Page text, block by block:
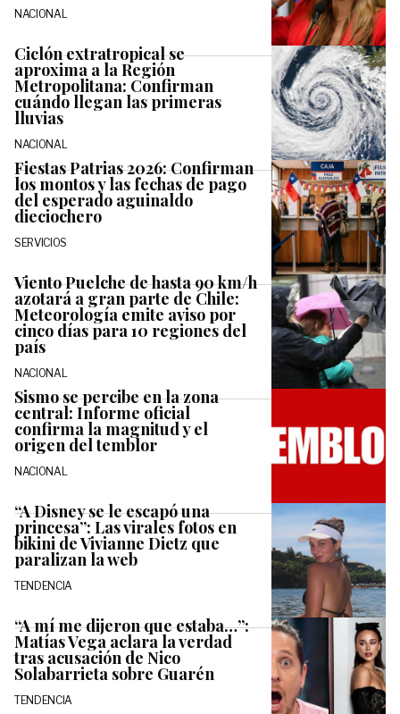
NACIONAL
Ciclón extratropical se
aproxima a la Región
Metropolitana: Confirman
cuándo llegan las primeras
lluvias
NACIONAL
Fiestas Patrias 2026: Confirman
los montos y las fechas de pago
del esperado aguinaldo
dieciochero
SERVICIOS
Viento Puelche de hasta 90 km/h
azotará a gran parte de Chile:
Meteorología emite aviso por
cinco días para 10 regiones del
país
NACIONAL
Sismo se percibe en la zona
central: Informe oficial
confirma la magnitud y el
origen del temblor
NACIONAL
“A Disney se le escapó una
princesa”: Las virales fotos en
bikini de Vivianne Dietz que
paralizan la web
TENDENCIA
“A mí me dijeron que estaba…”:
Matías Vega aclara la verdad
tras acusación de Nico
Solabarrieta sobre Guarén
TENDENCIA